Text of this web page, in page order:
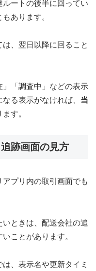
ートの後半に回ってい
あります。
、翌日以降に回ること
「調査中」などの表示
る表示がなければ、 当
す。
跡画面の見方
プリ内の取引画面でも
ときは、配送会社の追
ことがあります。
、表示名や更新タイミ